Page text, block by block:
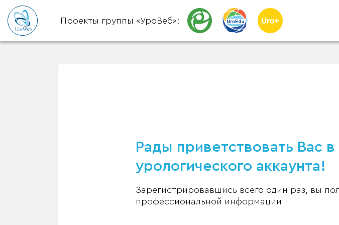
Проекты группы «УроВеб»:
Рады приветствовать Вас
урологического аккаунта!
Зарегистрировавшись всего один раз, вы
профессиональной информации